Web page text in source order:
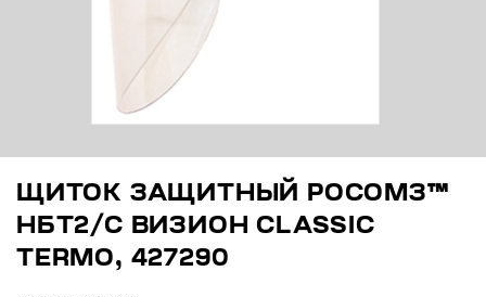
ЩИТОК ЗАЩИТНЫЙ РОСОМЗ™
НБТ2/С ВИЗИОН CLASSIC
TERMO, 427290